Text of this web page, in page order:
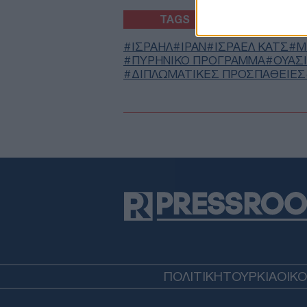
TAGS
ΙΣΡΑΗΛ ΙΡΑΝ ΙΣΡΑΕΛ ΚΑΤΣ
ΠΥΡΗΝΙΚΟ ΠΡΟΓΡΑΜΜΑ
ΔΙΠΛΩΜΑΤΙΚΈΣ ΠΡΟΣΠΆΘΕΙΕΣ
ΠΟΛΙΤΙΚΗΤΟΥΡΚΙΑ